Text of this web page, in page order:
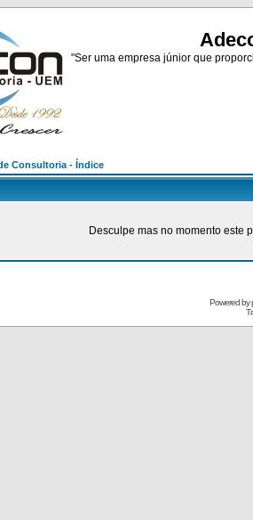
"Ser uma empresa júnior que
Consultoria - Índice
Desculpe mas no momento este
Powered by